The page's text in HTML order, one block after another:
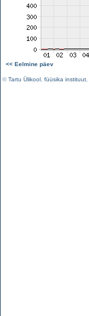
<< Eelmine päev
©Tartu Ülikool füüsika instituut